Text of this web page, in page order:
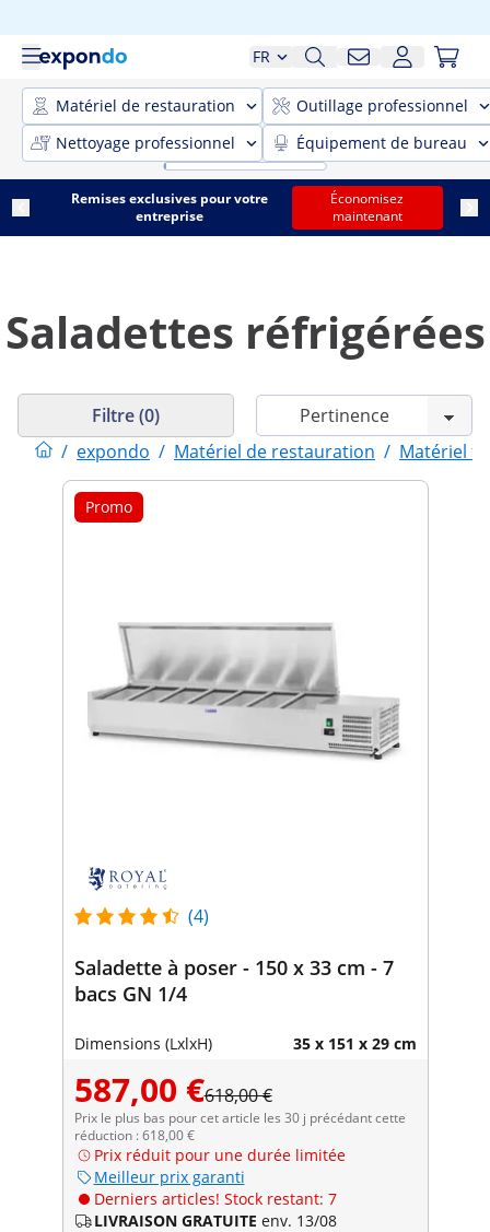
FR
Matériel de restauration
Outillage professionnel
Nettoyage professionnel
Équipement de bureau
Remises exclusives pour votre
entreprise
Économisez
maintenant
Saladettes réfrigérées
/ expondo / Matériel de restauration / Matériel
Filtre (0)
Promo
(4)
Saladette à poser - 150 x 33 cm - 7
bacs GN 1/4
Dimensions (LxlxH) 35 x 151 x 29 cm
587,00 €618,00 €
Prix le plus bas pour cet article les 30 j précédant cette
réduction : 618,00 €
Prix réduit pour une durée limitée
Meilleur prix garanti
Derniers articles! Stock restant: 7
LIVRAISON GRATUITE env. 13/08